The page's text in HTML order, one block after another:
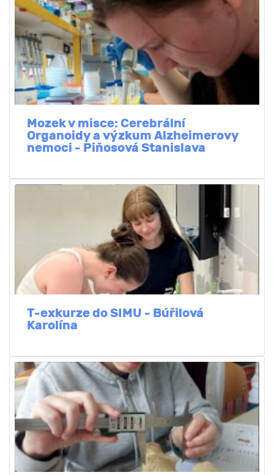
Mozek v misce: Cerebrální
Organoidy a výzkum Alzheimerovy
nemoci - Piňosová Stanislava
T-exkurze do SIMU - Búřilová
Karolína